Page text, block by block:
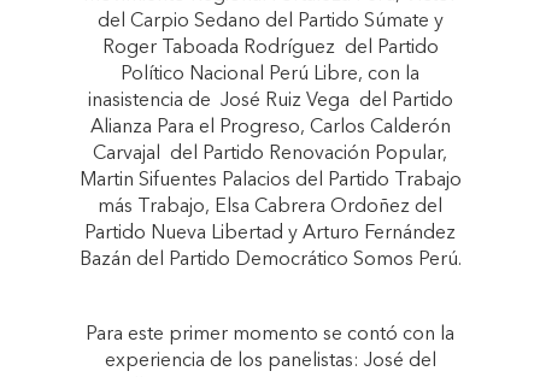
del Carpio Sedano del Partido Súmate y
Roger Taboada Rodríguez del Partido
Político Nacional Perú Libre, con la
inasistencia de José Ruiz Vega del Partido
Alianza Para el Progreso, Carlos Calderón
Carvajal del Partido Renovación Popular,
Martin Sifuentes Palacios del Partido Trabajo
más Trabajo, Elsa Cabrera Ordoñez del
Partido Nueva Libertad y Arturo Fernández
Bazán del Partido Democrático Somos Perú.
Para este primer momento se contó con la
experiencia de los panelistas: José del